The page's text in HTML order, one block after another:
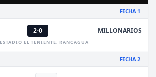
FECHA 1
2-0 MILLONARIOS
ESTADIO EL TENIENTE, RANCAGUA
FECHA 2